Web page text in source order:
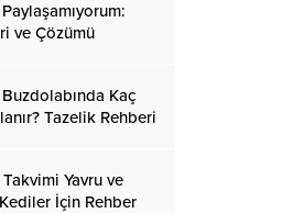
ve Çözümü
Kaç
Tazelik Rehberi
Takvimi Yavru ve
İçin Rehber